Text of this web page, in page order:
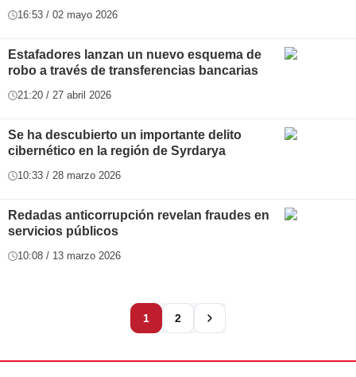
16:53 / 02 mayo 2026
Estafadores lanzan un nuevo esquema de
robo a través de transferencias bancarias
21:20 / 27 abril 2026
Se ha descubierto un importante delito
cibernético en la región de Syrdarya
10:33 / 28 marzo 2026
Redadas anticorrupción revelan fraudes en
servicios públicos
10:08 / 13 marzo 2026
1 2